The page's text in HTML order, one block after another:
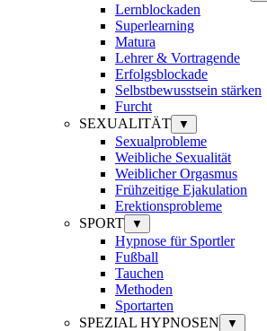
Lernblockaden
Superlearning
Matura
Lehrer & Vortragende
Erfolgsblockade
Selbstbewusstsein stärken
Furcht
SEXUALITÄT
▼
Sexualprobleme
Weibliche Sexualität
Weiblicher Orgasmus
Frühzeitige Ejakulation
Erektionsprobleme
SPORT
▼
Hypnose für Sportler
Fußball
Tauchen
Methoden
Sportarten
SPEZIAL HYPNOSEN
▼